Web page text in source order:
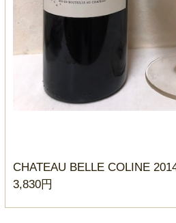
CHATEAU BELLE COLINE
3,830円